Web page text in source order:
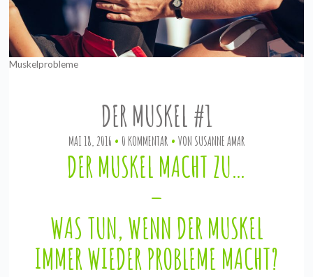
Muskelprobleme
DER MUSKEL #1
MAI 18, 2016 0 KOMMENTAR VON SUSANNE AMAR
DER MUSKEL MACHT ZU…
–
WAS TUN, WENN DER MUSKEL
IMMER WIEDER PROBLEME MACHT?